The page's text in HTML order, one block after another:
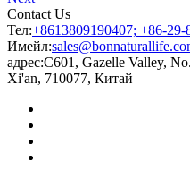
Contact Us
Тел:+8613809190407; +86-29-
Имейл:
адрес:C601, Gazelle Valley,
Xi'an, 710077, Китай